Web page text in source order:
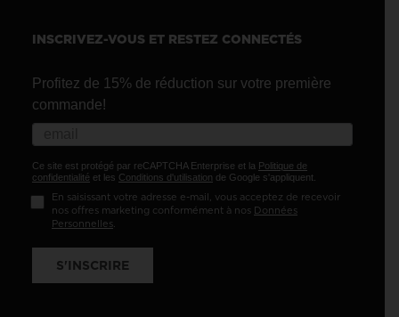
INSCRIVEZ-VOUS ET RESTEZ CONNECTÉS
Profitez de 15% de réduction sur votre première
commande!
Ce site est protégé par reCAPTCHA Enterprise et la Politique de
confidentialité et les Conditions d'utilisation de Google s'appliquent.
En saisissant votre adresse e-mail, vous acceptez de recevoir
nos offres marketing conformément à nos Données
Personnelles.
S'INSCRIRE